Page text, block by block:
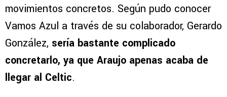
movimientos concretos. Según pudo conocer
Vamos Azul a través de su colaborador, Gerardo
González, sería bastante complicado
concretarlo, ya que Araujo apenas acaba de
llegar al Celtic.